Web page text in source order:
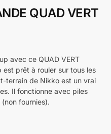
QUAD VERT
avec ce QUAD VERT
est prêt à rouler sur tous les
terrain de Nikko est un vrai
Il fonctionne avec piles
fournies).